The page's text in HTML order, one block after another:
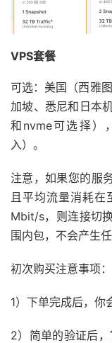
VPS套餐
可选：美国（西雅
加坡、悉尼和日本
和nvme可选择）
入）。
注意，如果您的服
且平均流量消耗在
Mbit/s，则连接切
围内包，不会产生任
初次购买注意事项：
1）下单完成后，你
2）简单的验证后